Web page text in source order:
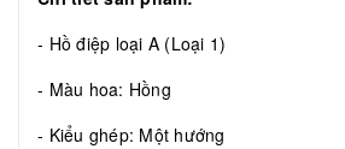
- Hồ điệp loại A (Loại 1)
- Màu hoa: Hồng
- Kiểu ghép: Một hướng